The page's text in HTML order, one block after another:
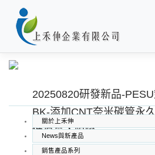
content
20250820研發新品-
BK-添加CNT奈米碳管永
低導電，阻燃
關於上禾伸
News與新產品
銷售產品系列